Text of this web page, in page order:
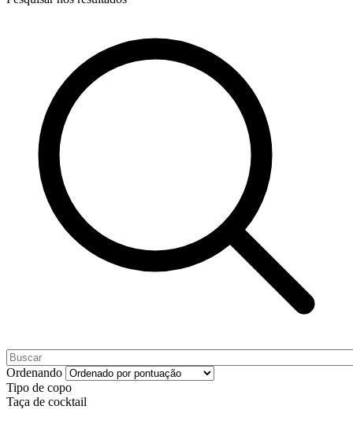
Ordenando
Tipo de copo
Taça de cocktail